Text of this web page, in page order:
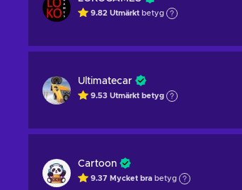
9.82 Utmärkt betyg
Ultimatecar
9.53 Utmärkt betyg
Cartoon
9.37 Mycket bra betyg